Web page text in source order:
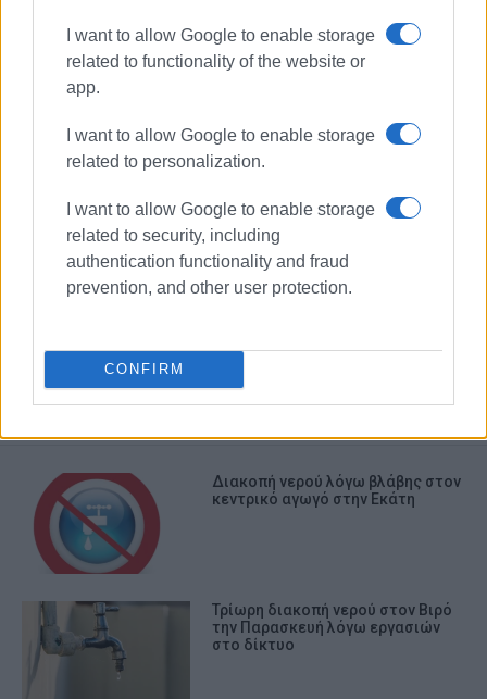
I want to allow Google to enable storage
related to functionality of the website or
app.
I want to allow Google to enable storage
related to personalization.
I want to allow Google to enable storage
related to security, including
authentication functionality and fraud
prevention, and other user protection.
CONFIRM
ΔΕΥΑΚ
Διακοπή νερού λόγω βλάβης στον
κεντρικό αγωγό στην Εκάτη
Τρίωρη διακοπή νερού στον Βιρό
την Παρασκευή λόγω εργασιών
στο δίκτυο